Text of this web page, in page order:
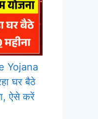
Yojana
घर बैठे
ऐसे करें